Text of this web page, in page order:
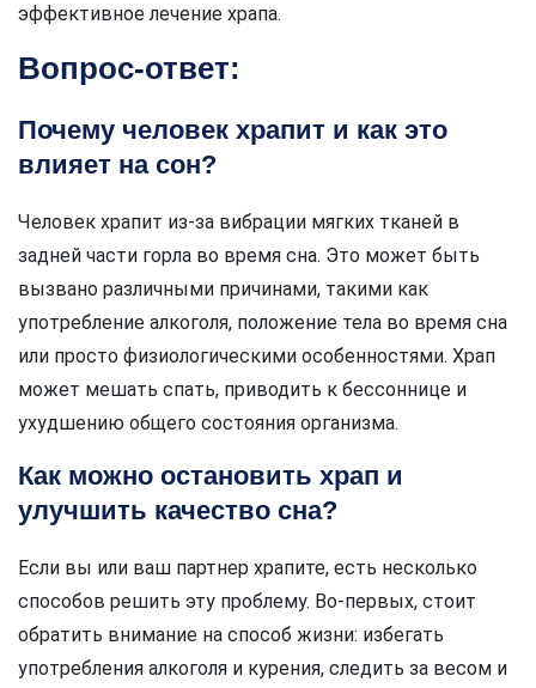
эффективное лечение храпа.
Вопрос-ответ:
Почему человек храпит и как это
влияет на сон?
Человек храпит из-за вибрации мягких тканей в
задней части горла во время сна. Это может быть
вызвано различными причинами, такими как
употребление алкоголя, положение тела во время сна
или просто физиологическими особенностями. Храп
может мешать спать, приводить к бессоннице и
ухудшению общего состояния организма.
Как можно остановить храп и
улучшить качество сна?
Если вы или ваш партнер храпите, есть несколько
способов решить эту проблему. Во-первых, стоит
обратить внимание на способ жизни: избегать
употребления алкоголя и курения, следить за весом и